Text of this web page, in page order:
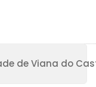
de Viana do